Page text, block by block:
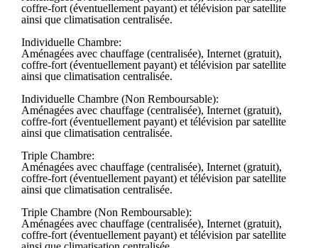
coffre-fort (éventuellement payant) et télévision par satellite
ainsi que climatisation centralisée.
Individuelle Chambre:
Aménagées avec chauffage (centralisée), Internet (gratuit),
coffre-fort (éventuellement payant) et télévision par satellite
ainsi que climatisation centralisée.
Individuelle Chambre (Non Remboursable):
Aménagées avec chauffage (centralisée), Internet (gratuit),
coffre-fort (éventuellement payant) et télévision par satellite
ainsi que climatisation centralisée.
Triple Chambre:
Aménagées avec chauffage (centralisée), Internet (gratuit),
coffre-fort (éventuellement payant) et télévision par satellite
ainsi que climatisation centralisée.
Triple Chambre (Non Remboursable):
Aménagées avec chauffage (centralisée), Internet (gratuit),
coffre-fort (éventuellement payant) et télévision par satellite